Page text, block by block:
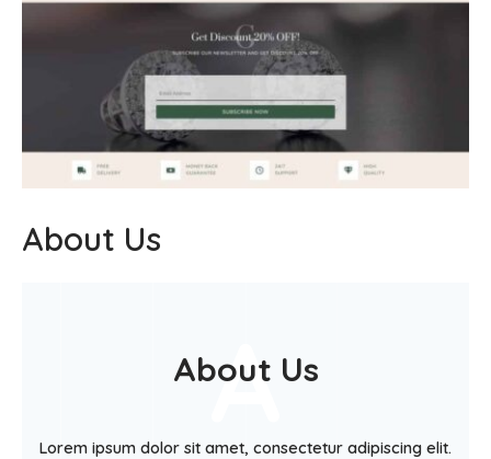
About Us
A
About Us
Lorem ipsum dolor sit amet, consectetur adipiscing elit.